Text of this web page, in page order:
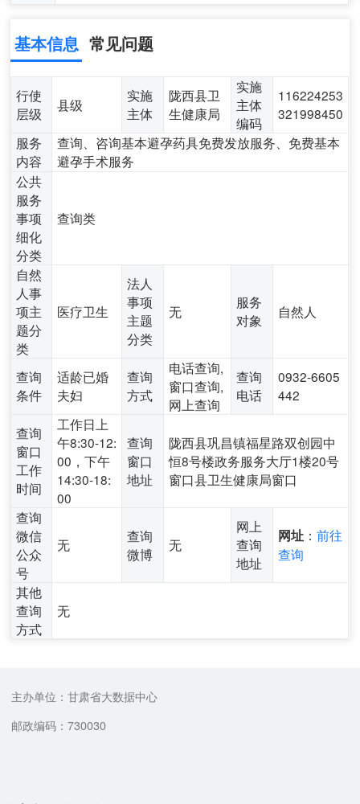
基本信息 常见问题
行使
层级
县级
实施
主体
陇西县卫
生健康局
实施
主体
编码
116224253
321998450
服务
内容
查询、咨询基本避孕药具免费发放服务、免费基本
避孕手术服务
公共
服务
事项
细化
分类
查询类
自然
人事
项主
题分
类
医疗卫生
法人
事项
主题
分类
无
服务
对象
自然人
查询
条件
适龄已婚
夫妇
查询
方式
电话查询,
窗口查询,
网上查询
查询
电话
0932-6605
442
查询
窗口
工作
时间
工作日上
午8:30-12:
00，下午
14:30-18:
00
查询
窗口
地址
陇西县巩昌镇福星路双创园中
恒8号楼政务服务大厅1楼20号
窗口县卫生健康局窗口
查询
微信
公众
号
无
查询
微博
无
网上
查询
地址
网址 ：前往
查询
其他
查询
方式
无
主办单位：甘肃省大数据中心
邮政编码：730030